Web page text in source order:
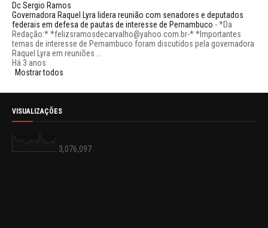
Dc Sergio Ramos
Governadora Raquel Lyra lidera reunião com senadores e deputados
federais em defesa de pautas de interesse de Pernambuco -*Da
Redação:* *felizsramosdecarvalho@yahoo.com.br-* *Importantes
temas de interesse de Pernambuco foram discutidos pela governadora
Raquel Lyra em reuniões ...
Há 3 anos
Mostrar todos
VISUALIZAÇÕES
3,076,097